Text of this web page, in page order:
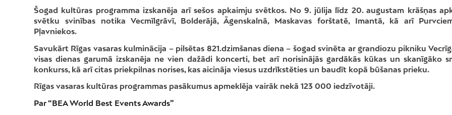
Šogad kultūras programma izskanēja arī sešos apkaimju svētkos. No 9. jūlija līdz 20. augustam krāšņas
svētku svinības notika Vecmīlgrāvī, Bolderājā, Āgenskalnā, Maskavas forštatē, Imantā, kā arī
Pļavniekos.
Savukārt Rīgas vasaras kulminācija – pilsētas 821.dzimšanas diena – šogad svinēta ar grandiozu pikniku
visas dienas garumā izskanēja ne vien dažādi koncerti, bet arī norisinājās gardākās kūkas un skanīgāko
konkurss, kā arī citas priekpilnas norises, kas aicināja viesus uzdrīkstēties un baudīt kopā būšanas prieku.
Rīgas vasaras kultūras programmas pasākumus apmeklēja vairāk nekā 123 000 iedzīvotāji.
Par “BEA World Best Events Awards”